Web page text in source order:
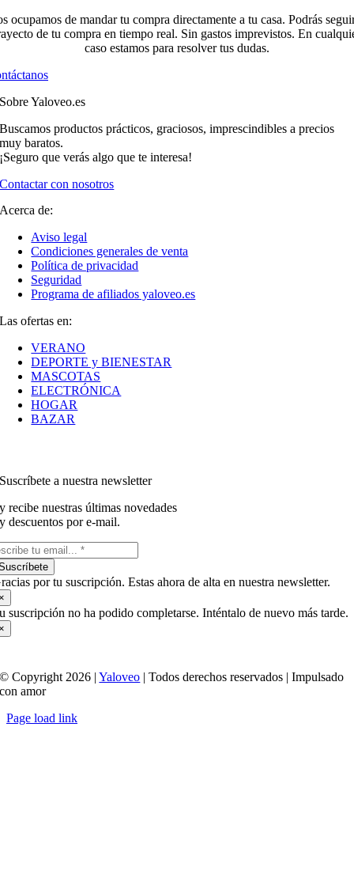
ocupamos de mandar tu compra directamente a tu casa. Podrás
de tu compra en tiempo real. Sin gastos imprevistos. En
caso estamos para resolver tus dudas.
Sobre Yaloveo.es
Buscamos productos prácticos, graciosos, imprescindibles a precios
muy baratos.
¡Seguro que verás algo que te interesa!
Contactar con nosotros
Acerca de:
Aviso legal
Condiciones generales de venta
Política de privacidad
Seguridad
Programa de afiliados yaloveo.es
Las ofertas en:
VERANO
DEPORTE y BIENESTAR
MASCOTAS
ELECTRÓNICA
HOGAR
BAZAR
Suscríbete a nuestra newsletter
y recibe nuestras últimas novedades
y descuentos por e-mail.
por tu suscripción. Estas ahora de alta en nuestra newsletter.
suscripción no ha podido completarse. Inténtalo de nuevo más tarde.
© Copyright 2026 |Yaloveo | Todos derechos reservados | Impulsado
con amor
Page load link